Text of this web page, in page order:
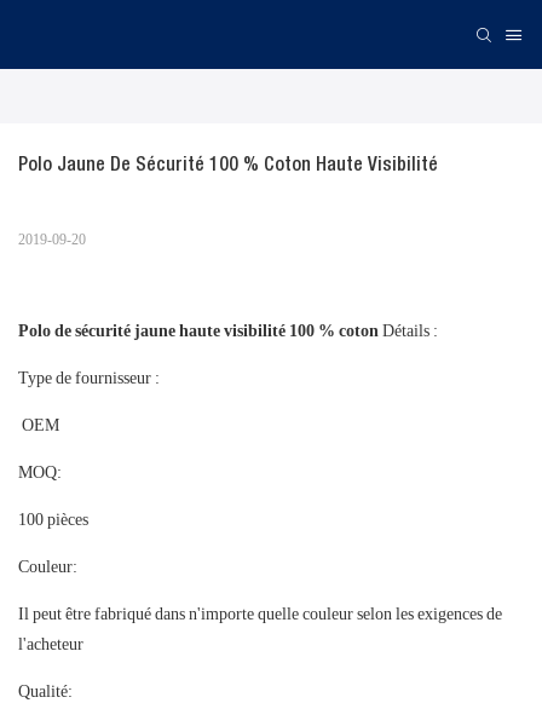
Polo Jaune De Sécurité 100 % Coton Haute Visibilité
2019-09-20
Polo de sécurité jaune haute visibilité 100 % cotonDétails :
Type de fournisseur :
OEM
MOQ:
100 pièces
Couleur:
Il peut être fabriqué dans n'importe quelle couleur selon les exigences de
l'acheteur
Qualité: